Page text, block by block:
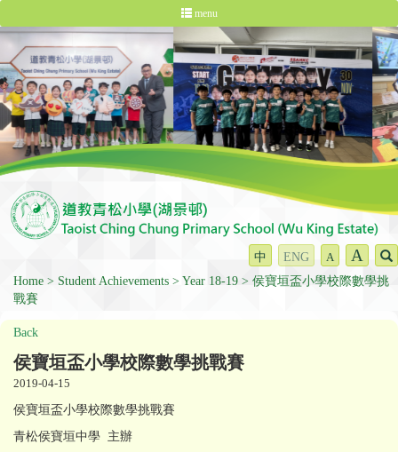
menu
中 ENG A A
Home Student Achievements Year 18-19
侯寶垣盃小學校際數學挑
戰賽
Back
侯寶垣盃小學校際數學挑戰賽
2019-04-15
侯寶垣盃小學校際數學挑戰賽
青松侯寶垣中學 主辦